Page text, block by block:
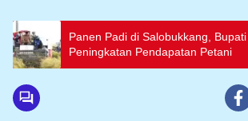
Panen Padi di Salobukkang,
Peningkatan Pendapatan Petani